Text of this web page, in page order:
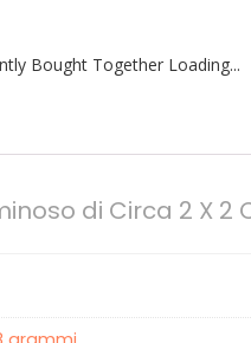
Bought Together Loading...
di Circa 2 X 2